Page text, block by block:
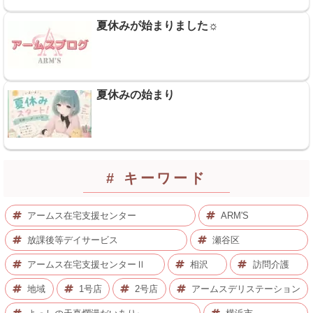
夏休みが始まりました☼
夏休みの始まり
# キーワード
アームス在宅支援センター ARM'S
放課後等デイサービス 瀬谷区
アームス在宅支援センターⅡ 相沢 訪問介護
地域 1号店 2号店 アームスデリステーション